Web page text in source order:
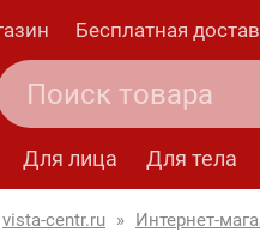
Бесплатная
Для лица Для тела
vista-centr.ru » Интернет-